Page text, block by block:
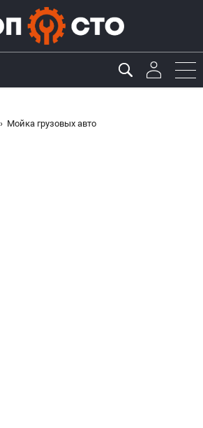
Мойка грузовых авто